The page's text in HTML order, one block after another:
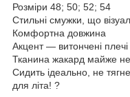
Розміри 48; 50; 52; 54
Стильні смужки, що
Комфортна довжина
Акцент — витончені
Тканина жакард майже
Сидить ідеально, не
для літа! ?